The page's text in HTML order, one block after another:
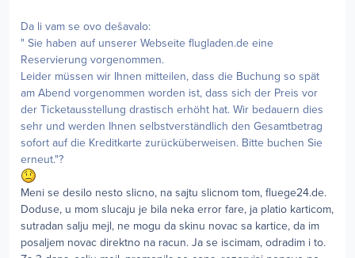
Da li vam se ovo dešavalo:
" Sie haben auf unserer Webseite flugladen.de eine
Reservierung vorgenommen.
Leider müssen wir Ihnen mitteilen, dass die Buchung so spät
am Abend vorgenommen worden ist, dass sich der Preis vor
der Ticketausstellung drastisch erhöht hat. Wir bedauern dies
sehr und werden Ihnen selbstverständlich den Gesamtbetrag
sofort auf die Kreditkarte zurücküberweisen. Bitte buchen Sie
erneut."?
Meni se desilo nesto slicno, na sajtu slicnom tom, fluege24.de.
Doduse, u mom slucaju je bila neka error fare, ja platio karticom,
sutradan salju mejl, ne mogu da skinu novac sa kartice, da im
posaljem novac direktno na racun. Ja se iscimam, odradim i to.